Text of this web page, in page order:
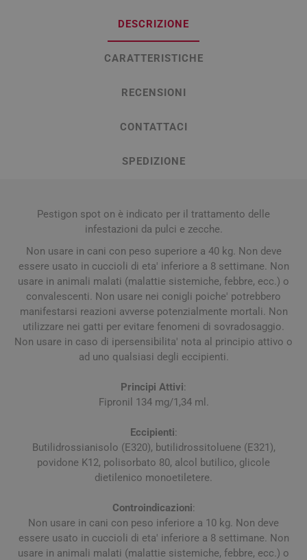
DESCRIZIONE
CARATTERISTICHE
RECENSIONI
CONTATTACI
SPEDIZIONE
Pestigon spot on è indicato per il trattamento delle
infestazioni da pulci e zecche.
Non usare in cani con peso superiore a 40 kg. Non deve
essere usato in cuccioli di eta' inferiore a 8 settimane. Non
usare in animali malati (malattie sistemiche, febbre, ecc.) o
convalescenti. Non usare nei conigli poiche' potrebbero
manifestarsi reazioni avverse potenzialmente mortali. Non
utilizzare nei gatti per evitare fenomeni di sovradosaggio.
Non usare in caso di ipersensibilita' nota al principio attivo o
ad uno qualsiasi degli eccipienti.
Principi Attivi:
Fipronil 134 mg/1,34 ml.
Eccipienti:
Butilidrossianisolo (E320), butilidrossitoluene (E321),
povidone K12, polisorbato 80, alcol butilico, glicole
dietilenico monoetiletere.
Controindicazioni:
Non usare in cani con peso inferiore a 10 kg. Non deve
essere usato in cuccioli di eta' inferiore a 8 settimane. Non
usare in animali malati (malattie sistemiche, febbre, ecc.) o